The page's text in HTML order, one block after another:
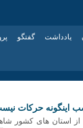
یادداشت گفتگو
اینگونه حرکات
از استان های کشور